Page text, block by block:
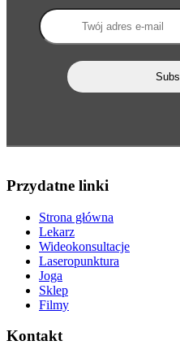
Przydatne linki
Strona główna
Lekarz
Wideokonsultacje
Laseropunktura
Joga
Sklep
Filmy
Kontakt